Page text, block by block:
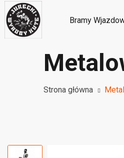
Bramy
Metalowe
Strona główna